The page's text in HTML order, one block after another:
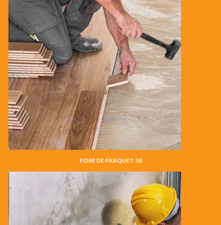
POSE DE PARQUET 38